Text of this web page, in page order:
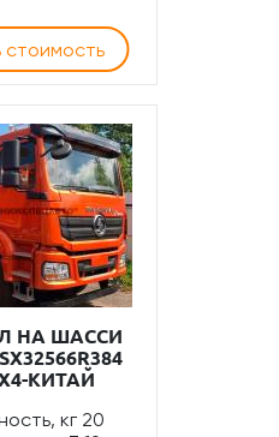
стоимость
НА ШАССИ
КИТАЙ
кг 20